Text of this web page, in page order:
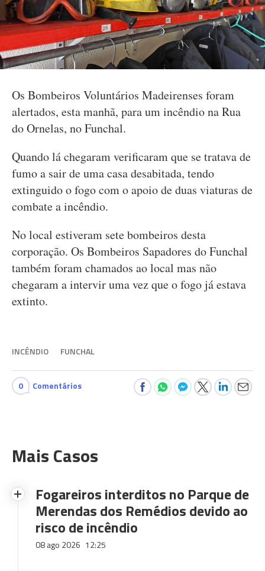
Os Bombeiros Voluntários Madeirenses foram
alertados, esta manhã, para um incêndio na Rua
do Ornelas, no Funchal.
Quando lá chegaram verificaram que se tratava de
fumo a sair de uma casa desabitada, tendo
extinguido o fogo com o apoio de duas viaturas de
combate a incêndio.
No local estiveram sete bombeiros desta
corporação. Os Bombeiros Sapadores do Funchal
também foram chamados ao local mas não
chegaram a intervir uma vez que o fogo já estava
extinto.
INCÊNDIO FUNCHAL
0 Comentários
Mais Casos
Fogareiros interditos no Parque de
Merendas dos Remédios devido ao
risco de incêndio
08 ago 2026 12:25